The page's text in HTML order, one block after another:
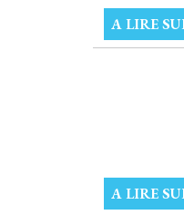
A LIRE
A LIRE